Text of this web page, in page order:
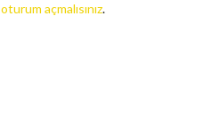
oturum açmalısınız.